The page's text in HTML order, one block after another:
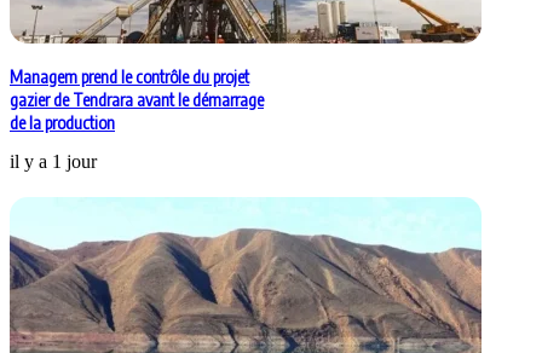
Managem prend le contrôle du projet
gazier de Tendrara avant le démarrage
de la production
il y a 1 jour